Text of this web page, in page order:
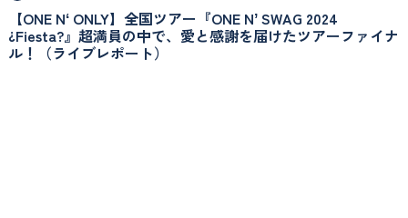
【ONE Nʻ ONLY】全国ツアー『ONE Nʼ SWAG 2024
¿Fiesta?』超満員の中で、愛と感謝を届けたツアーファイナ
ル！（ライブレポート）